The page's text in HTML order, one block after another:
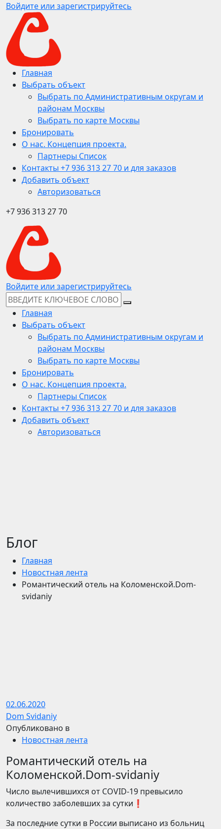
Войдите или зарегистрируйтесь
Главная
Выбрать объект
Выбрать по Административным округам и
районам Москвы
Выбрать по карте Москвы
Бронировать
О нас. Концепция проекта.
Партнеры Список
Контакты +7 936 313 27 70 и для заказов
Добавить объект
Авторизоваться
+7 936 313 27 70
Войдите или зарегистрируйтесь
Главная
Выбрать объект
Выбрать по Административным округам и
районам Москвы
Выбрать по карте Москвы
Бронировать
О нас. Концепция проекта.
Партнеры Список
Контакты +7 936 313 27 70 и для заказов
Добавить объект
Авторизоваться
Блог
Главная
Новостная лента
Романтический отель на Коломенской.Dom-
svidaniy
02.06.2020
Dom Svidaniy
Опубликовано в
Новостная лента
Романтический отель на
Коломенской.Dom-svidaniy
Число вылечившихся от COVID-19 превысило
количество заболевших за сутки❗️
За последние сутки в России выписано из больниц